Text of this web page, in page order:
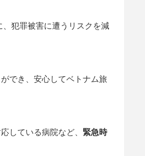
犯罪被害に遭うリスクを減
でき、安心してベトナム旅
している病院など、 緊急時